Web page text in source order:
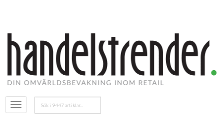
Öppna
menyn
Sök
efter: